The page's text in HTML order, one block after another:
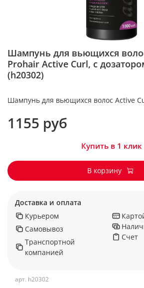
арт. h20302
Шампунь для вьющихся
Prohair Active Curl, с
(h20302)
Шампунь для вьющихся волос Active
1155 руб
Купить в 1 клик
В корзину
Доставка и оплата
Курьером
Самовывоз
Транспортной
компанией
Счет